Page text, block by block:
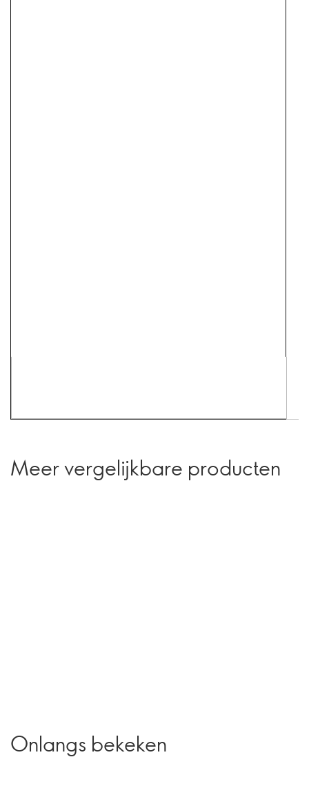
Meer vergelijkbare producten
Onlangs bekeken